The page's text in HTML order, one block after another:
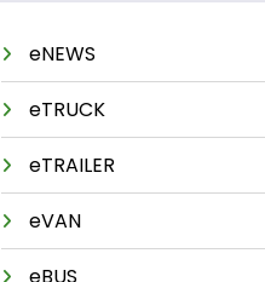
eNEWS
eTRUCK
eTRAILER
eVAN
eBUS